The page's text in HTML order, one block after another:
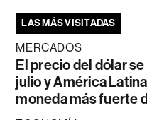
LAS MÁS VISITADAS
MERCADOS
El precio del dólar
julio y América
moneda más fuerte